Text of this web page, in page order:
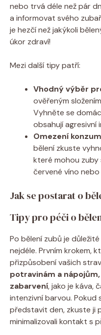
nebo trvá déle než pár
a informovat svého
je hezčí než jakýkoli
úkor zdraví!
Mezi další tipy patří:
Vhodný výběr
ověřeným
Vyhněte se
obsahují agresivní
Omezení
bělení zkuste
které mohou zuby
červené víno
Jak se postarat o
Tipy pro péči o
Po bělení zubů je
nejdéle. Prvním krokem,
přizpůsobení vašich
potravinám a
zabarvení, jako je káva,
intenzivní barvou. Pokud
představit den, zkuste ji
minimalizovali kontakt s